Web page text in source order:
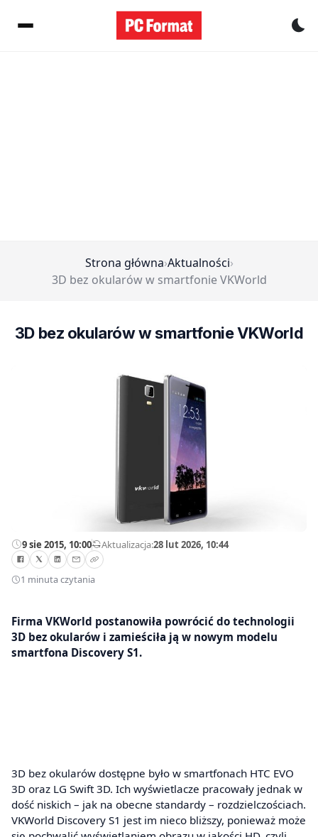
Strona główna›Aktualności›
3D bez okularów w smartfonie VKWorld
3D bez okularów w smartfonie VKWorld
9 sie 2015, 10:00—Aktualizacja:28 lut 2026, 10:44
1 minuta czytania
Firma VKWorld postanowiła powrócić do technologii
3D bez okularów i zamieściła ją w nowym modelu
smartfona Discovery S1.
3D bez okularów dostępne było w smartfonach HTC EVO
3D oraz LG Swift 3D. Ich wyświetlacze pracowały jednak w
dość niskich – jak na obecne standardy – rozdzielczościach.
VKWorld Discovery S1 jest im nieco bliższy, ponieważ może